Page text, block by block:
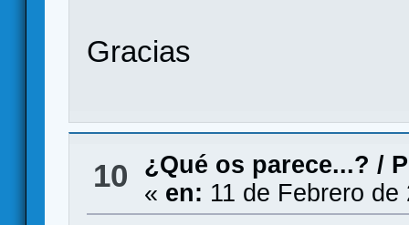
Gracias
10 ¿Qué os parece...? /
« en: 11 de Febrero